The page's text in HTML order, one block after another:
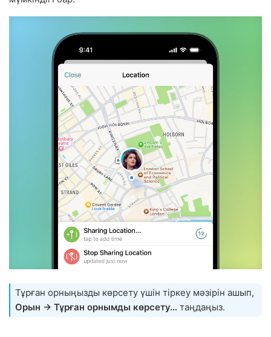
Тұрған орныңызды көрсету үшін тіркеу мәзірін ашып,
Орын → Тұрған орнымды көрсету… таңдаңыз.